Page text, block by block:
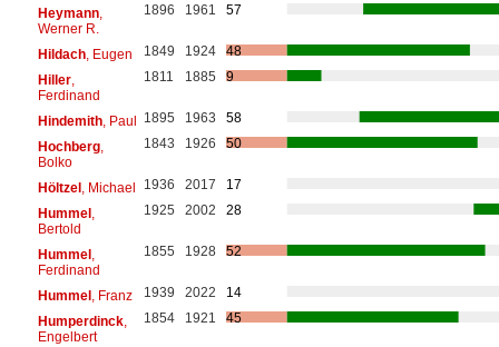
Heymann,
Werner R.
1896 1961 57
Hildach, Eugen 1849 1924
48
Hiller,
Ferdinand
1811 1885 9
Hindemith, Paul 1895 1963
58
Hochberg,
Bolko
1843 1926 50
Höltzel, Michael 1936 2017
17
Hummel,
Bertold
1925 2002 28
Hummel,
Ferdinand
1855 1928 52
Hummel, Franz 1939 2022
14
Humperdinck,
Engelbert
1854 1921 45